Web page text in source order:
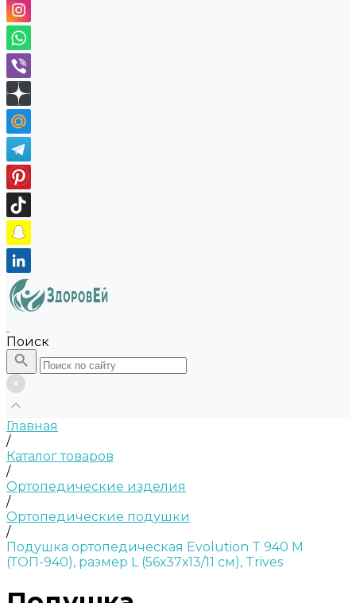
Поиск
Главная
/
Каталог товаров
/
Ортопедические изделия
/
Ортопедические подушки
/
Подушка ортопедическая Evolution T 940 M
(ТОП-940), размер L (56х37х13/11 см), Trives